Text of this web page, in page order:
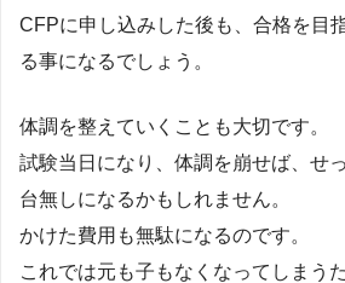
CFPに申し込みした後も、合格を目
る事になるでしょう。
体調を整えていくことも大切です。
試験当日になり、体調を崩せば、せ
台無しになるかもしれません。
かけた費用も無駄になるのです。
これでは元も子もなくなってしまう